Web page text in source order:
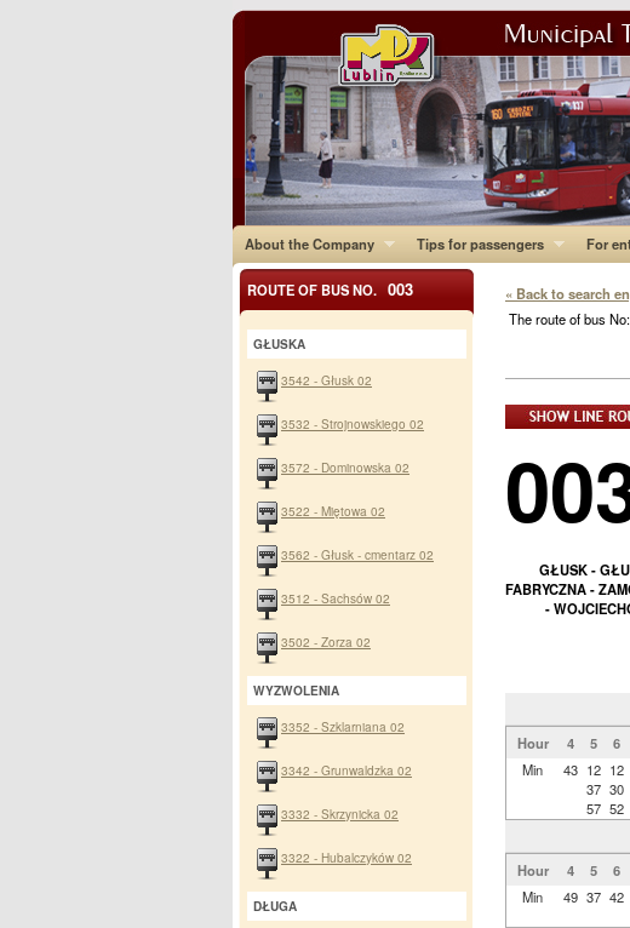
About the Company Tips for passengers For
« Back to search
The route of bus No:
GŁUSK -
FABRYCZNA -
-
Hour
4 5 6
Min
43 12
37
57
12
30
52
Hour
4 5 6
Min
49 37 42
ROUTE OF BUS NO. 003
GŁUSKA
3542 - Głusk 02
3532 - Strojnowskiego 02
3572 - Dominowska 02
3522 - Miętowa 02
3562 - Głusk - cmentarz 02
3512 - Sachsów 02
3502 - Zorza 02
WYZWOLENIA
3352 - Szklarniana 02
3342 - Grunwaldzka 02
3332 - Skrzynicka 02
3322 - Hubalczyków 02
DŁUGA